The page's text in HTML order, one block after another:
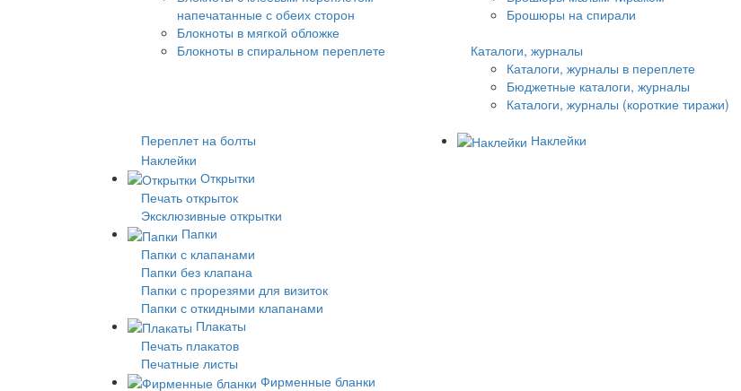
напечатанные с обеих сторон
Блокноты в мягкой обложке
Блокноты в спиральном переплете
Брошюры на спирали
Каталоги, журналы
Каталоги, журналы в переплете
Бюджетные каталоги, журналы
Каталоги, журналы (короткие тиражи)
Переплет на болты
Наклейки
Наклейки
Открытки
Печать открыток
Эксклюзивные открытки
Папки
Папки с клапанами
Папки без клапана
Папки с прорезями для визиток
Папки с откидными клапанами
Плакаты
Печать плакатов
Печатные листы
Фирменные бланки